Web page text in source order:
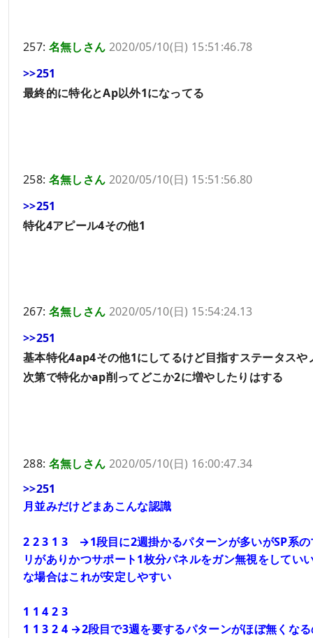
257: 名無しさん 2020/05/10(日) 15:51:46.78
>>251
最終的に特化とAp以外1になってる
258: 名無しさん 2020/05/10(日) 15:51:56.80
>>251
特化4アピール4その他1
267: 名無しさん 2020/05/10(日) 15:54:24.13
>>251
基本特化4ap4その他1にしてるけど目指すステータスや
次第で特化かap削ってどこか2に増やしたりはする
288: 名無しさん 2020/05/10(日) 16:00:47.34
>>251
月並みだけどまあこんな認識
2 2 3 1 3 →1段目に2週掛かるパターンが多いがSP系の
リがありかつサポート1枚分パネルをガン無視をしてい
な場合はこれが安定しやすい
1 1 4 2 3
1 1 3 2 4 →2段目で3週を要するパターンがほぼ無くな